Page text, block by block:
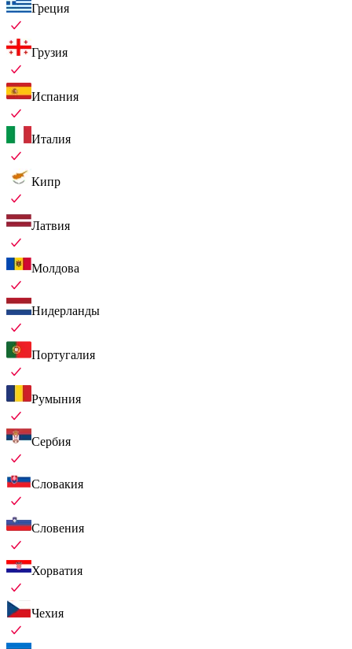
Греция
Грузия
Испания
Италия
Кипр
Латвия
Молдова
Нидерланды
Португалия
Румыния
Сербия
Словакия
Словения
Хорватия
Чехия